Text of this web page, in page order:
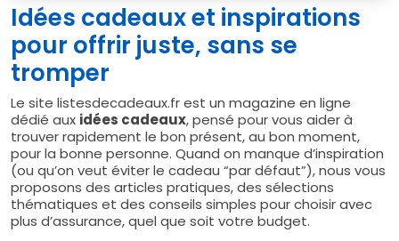
Idées cadeaux et inspirations
pour offrir juste, sans se
tromper
Le site listesdecadeaux.fr est un magazine en ligne
dédié aux idées cadeaux, pensé pour vous aider à
trouver rapidement le bon présent, au bon moment,
pour la bonne personne. Quand on manque d’inspiration
(ou qu’on veut éviter le cadeau “par défaut”), nous vous
proposons des articles pratiques, des sélections
thématiques et des conseils simples pour choisir avec
plus d’assurance, quel que soit votre budget.